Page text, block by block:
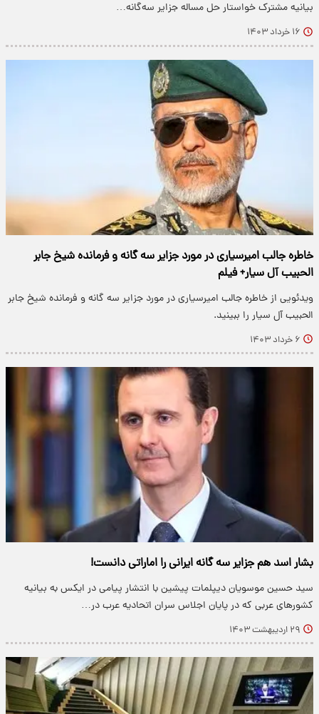
بیانیه مشترک خواستار حل مساله جزایر سه‌گانه…
۱۶ خرداد ۱۴۰۳
خاطره جالب امیرسیاری در مورد جزایر سه گانه و فرمانده شیخ جابر
الحبیب آل سیار+ فیلم
ویدئویی از خاطره جالب امیرسیاری در مورد جزایر سه گانه و فرمانده شیخ جابر
الحبیب آل سیار را ببینید.
۶ خرداد ۱۴۰۳
بشار اسد هم جزایر سه گانه ایرانی را اماراتی دانست!
سید حسین موسویان دیپلمات پیشین با انتشار پیامی در ایکس به بیانیه
کشورهای عربی که در پایان اجلاس سران اتحادیه عرب در…
۲۹ اردیبهشت ۱۴۰۳